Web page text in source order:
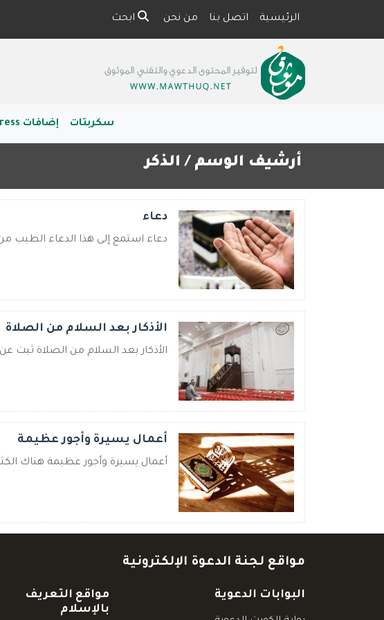
الرئيسية اتصل بنا من نحن ابحث
سكربتات إضافات WordPress
أرشيف الوسم / الذكر
دعاء
دعاء استمع إلى هذا الدعاء الطيب من
الأذكار بعد السلام من الصلاة
الأذكار بعد السلام من الصلاة ثبت
أعمال يسيرة وأجور عظيمة
أعمال يسيرة وأجور عظيمة هناك
مواقع لجنة الدعوة الإلكترونية
البوابات الدعوية
مواقع التعريف
بالإسلام